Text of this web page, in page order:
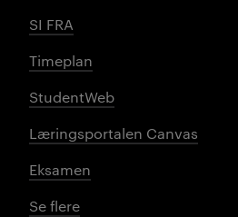
SI FRA
Timeplan
StudentWeb
Læringsportalen Canvas
Eksamen
Se flere